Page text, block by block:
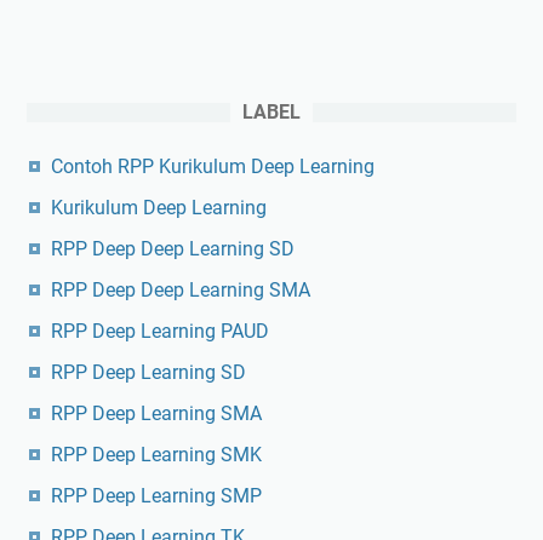
LABEL
Contoh RPP Kurikulum Deep Learning
Kurikulum Deep Learning
RPP Deep Deep Learning SD
RPP Deep Deep Learning SMA
RPP Deep Learning PAUD
RPP Deep Learning SD
RPP Deep Learning SMA
RPP Deep Learning SMK
RPP Deep Learning SMP